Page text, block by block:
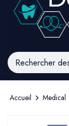
Accueil Medical